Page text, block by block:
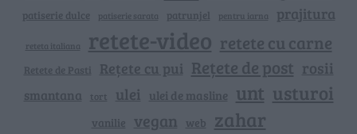
patiserie dulce patiserie sarata patrunjel pentru iarna prajitura
reteta italiana retete-video retete cu carne
Retete de Pasti Rețete cu pui Rețete de post rosii
smantana tort ulei ulei de masline unt usturoi
vanilie vegan web zahar